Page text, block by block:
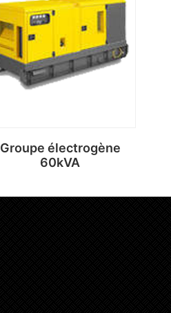
Lire la suite
Groupe électrogène
60kVA